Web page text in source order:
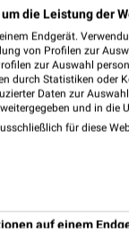
in Leutkirch im
Deutschland
die Leistung der
Endgerät.
von Profilen zur
zur Auswahl
durch Statistiken oder
Daten zur
und in die
für diese
auf einem